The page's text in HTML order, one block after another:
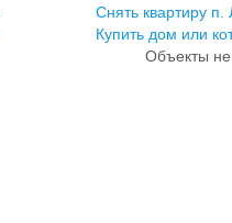
Снять квартиру п.
Купить дом или
Объекты